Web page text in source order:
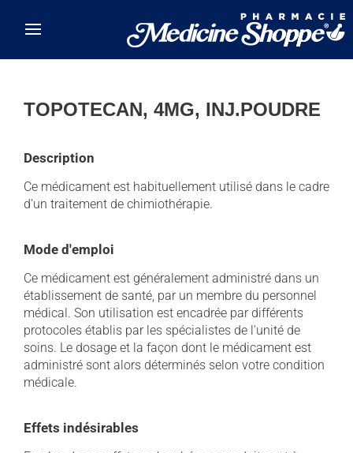
TOPOTECAN, 4MG, INJ.POUDRE
Description
Ce médicament est habituellement utilisé dans le cadre
d'un traitement de chimiothérapie.
Mode d'emploi
Ce médicament est généralement administré dans un
établissement de santé, par un membre du personnel
médical. Son utilisation est encadrée par différents
protocoles établis par les spécialistes de l'unité de
soins. Le dosage et la façon dont le médicament est
administré sont alors déterminés selon votre condition
médicale.
Effets indésirables